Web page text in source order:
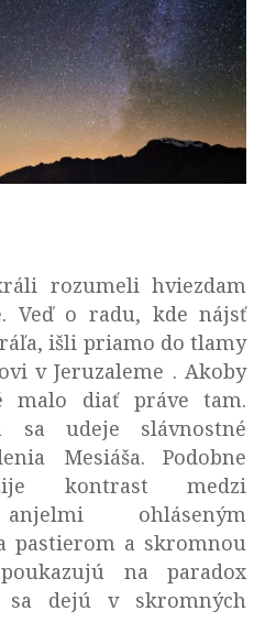
rozumeli hviezdam
Veď o radu, kde nájsť
išli priamo do tlamy
v Jeruzaleme . Akoby
malo diať práve tam.
sa udeje slávnostné
Mesiáša. Podobne
kontrast medzi
ohláseným
pastierom a skromnou
na paradox
sa dejú v skromných